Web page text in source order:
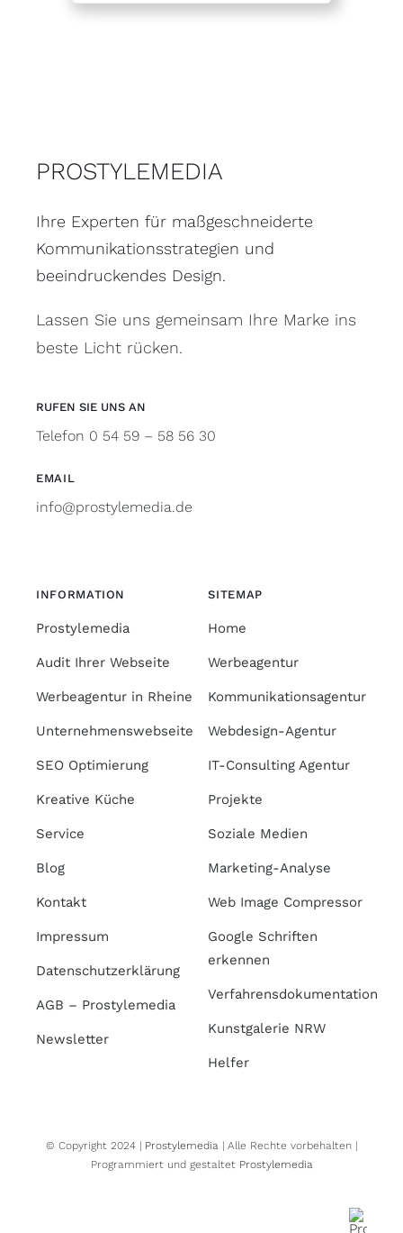
PROSTYLEMEDIA
Ihre Experten für maßgeschneiderte
Kommunikationsstrategien und
beeindruckendes Design.
Lassen Sie uns gemeinsam Ihre Marke ins
beste Licht rücken.
RUFEN SIE UNS AN
Telefon 0 54 59 – 58 56 30
EMAIL
info@prostylemedia.de
SITEMAP
Home
Werbeagentur
Kommunikationsagentur
Webdesign-Agentur
IT-Consulting Agentur
Projekte
Soziale Medien
Marketing-Analyse
Web Image Compressor
Google Schriften
erkennen
Verfahrensdokumentation
Kunstgalerie NRW
Helfer
INFORMATION
Prostylemedia
Audit Ihrer Webseite
Werbeagentur in Rheine
Unternehmenswebseite
SEO Optimierung
Kreative Küche
Service
Blog
Kontakt
Impressum
Datenschutzerklärung
AGB – Prostylemedia
Newsletter
© Copyright 2024 | Prostylemedia | Alle Rechte vorbehalten |
Programmiert und gestaltet Prostylemedia